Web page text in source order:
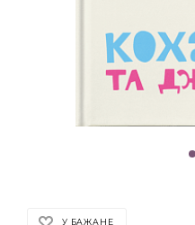
У БАЖАНЕ